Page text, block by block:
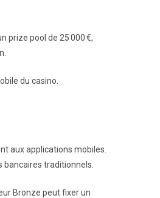
prize pool de 25 000 €,
du casino.
aux applications mobiles.
traditionnels.
Bronze peut fixer un